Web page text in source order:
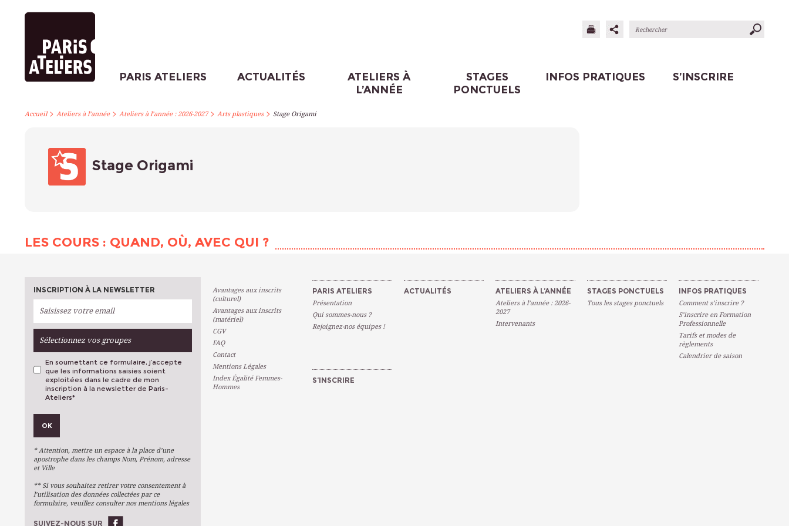
PARIS ATELIERS ACTUALITÉS
ATELIERS À
L’ANNÉE
STAGES
PONCTUELS
INFOS PRATIQUES S’INSCRIRE
Accueil> Ateliers à l’année> Ateliers à l’année : 2026-2027> Arts plastiques> Stage Origami
Stage Origami
LES COURS : QUAND, OÙ, AVEC QUI ?
INSCRIPTION À LA NEWSLETTER
Sélectionnez vos groupes
Métiers D'art
Arts Du Texte
Stages Ponctuels
Ateliers À L'année
En soumettant ce formulaire, j’accepte
que les informations saisies soient
exploitées dans le cadre de mon
inscription à la newsletter de Paris-
Ateliers*
OK
* Attention, mettre un espace à la place d’une
apostrophe dans les champs Nom, Prénom, adresse
et Ville
** Si vous souhaitez retirer votre consentement à
l’utilisation des données collectées par ce
formulaire, veuillez consulter nos mentions légales
SUIVEZ-NOUS SUR
Avantages aux inscrits
(culturel)
Avantages aux inscrits
(matériel)
CGV
FAQ
Contact
Mentions Légales
Index Égalité Femmes-
Hommes
PARIS ATELIERS
Présentation
Qui sommes-nous ?
Rejoignez-nos équipes !
ACTUALITÉS ATELIERS À L’ANNÉE
Ateliers à l’année : 2026-
2027
Intervenants
STAGES PONCTUELS
Tous les stages ponctuels
INFOS PRATIQUES
Comment s’inscrire ?
S’inscrire en Formation
Professionnelle
Tarifs et modes de
règlements
Calendrier de saison
S’INSCRIRE